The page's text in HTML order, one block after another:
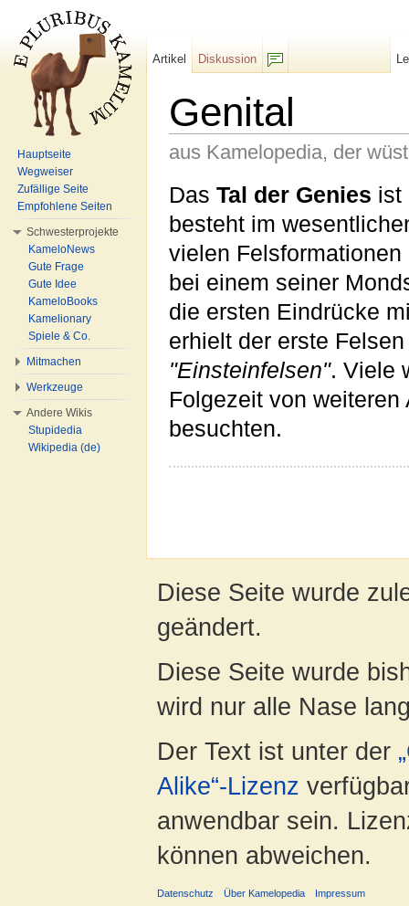
Genital
aus Kamelopedia, der
Das Tal der Genies ist
besteht im
vielen
bei einem seiner
die ersten Eindrücke
erhielt der erste
"Einsteinfelsen". Viele
Folgezeit von
besuchten.
Artikel
Diskussion
Hauptseite
Wegweiser
Zufällige Seite
Empfohlene Seiten
Schwesterprojekte
KameloNews
Gute Frage
Gute Idee
KameloBooks
Kamelionary
Spiele & Co.
Mitmachen
Werkzeuge
Andere Wikis
Stupidedia
Wikipedia (de)
Diese Seite wurde
geändert.
Diese Seite wurde
wird nur alle Nase
Der Text ist unter der
Alike“-Lizenz
anwendbar sein.
können abweichen.
Datenschutz Über Kamelopedia Impressum